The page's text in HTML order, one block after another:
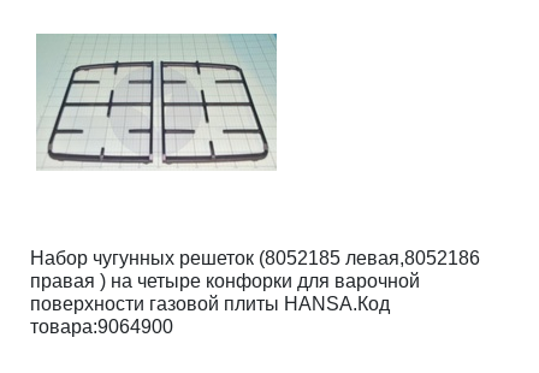
Набор чугунных решеток (8052185 левая,8052186
правая ) на четыре конфорки для варочной
поверхности газовой плиты HANSA.Код
товара:9064900